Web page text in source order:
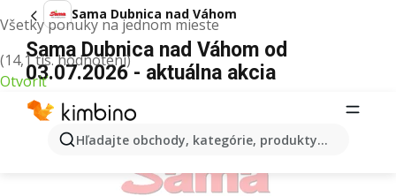
Všetky ponuky na jednom mieste
(14,1 tis. hodnotení)
Otvoriť
Hľadajte obchody, kategórie, produkty...
Sama Dubnica nad Váhom
Sama Dubnica nad Váhom od
03.07.2026 - aktuálna akcia